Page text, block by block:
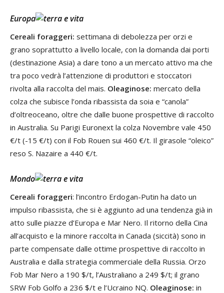
Europa
Cereali foraggeri: settimana di debolezza per orzi e
grano soprattutto a livello locale, con la domanda dai porti
(destinazione Asia) a dare tono a un mercato attivo ma che
tra poco vedrà l’attenzione di produttori e stoccatori
rivolta alla raccolta del mais. Oleaginose: mercato della
colza che subisce l’onda ribassista da soia e “canola”
d’oltreoceano, oltre che dalle buone prospettive di raccolto
in Australia. Su Parigi Euronext la colza Novembre vale 450
€/t (-15 €/t) con il Fob Rouen sui 460 €/t. Il girasole “oleico”
reso S. Nazaire a 440 €/t.
Mondo
Cereali foraggeri: l’incontro Erdogan-Putin ha dato un
impulso ribassista, che si è aggiunto ad una tendenza già in
atto sulle piazze d’Europa e Mar Nero. Il ritorno della Cina
all’acquisto e la minore raccolta in Canada (siccità) sono in
parte compensate dalle ottime prospettive di raccolto in
Australia e dalla strategia commerciale della Russia. Orzo
Fob Mar Nero a 190 $/t, l’Australiano a 249 $/t; il grano
SRW Fob Golfo a 236 $/t e l’Ucraino NQ. Oleaginose: in